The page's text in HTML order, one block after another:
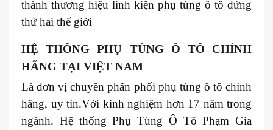
thành thương hiệu linh kiện phụ tùng ô tô đứng
thứ hai thế giới
HỆ THỐNG PHỤ TÙNG Ô TÔ CHÍNH
HÃNG TẠI VIỆT NAM
Là đơn vị chuyên phân phối phụ tùng ô tô chính
hãng, uy tín.Với kinh nghiệm hơn 17 năm trong
ngành. Hệ thống Phụ Tùng Ô Tô Phạm Gia